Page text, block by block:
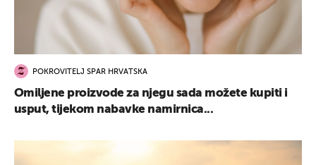
POKROVITELJ SPAR HRVATSKA
Omiljene proizvode za njegu sada možete kupiti i
usput, tijekom nabavke namirnica...